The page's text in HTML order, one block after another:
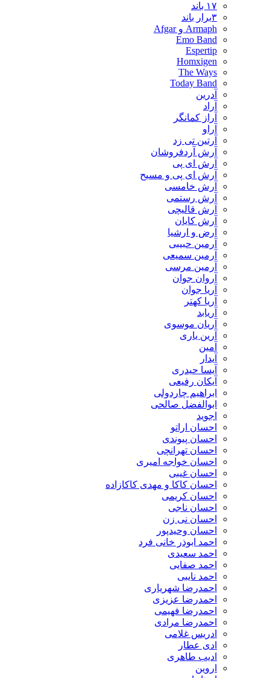
۱۷ باند
۳برار باند
Armaph و Afgar
Emo Band
Espertip
Homxigen
The Ways
Today Band
آدرین
آراد
آراز کمانگر
آراو
آرتین تی زد
آرش آردفروشان
آرش ای پی
آرش ای پی و مسیح
آرش خامسی
آرش رستمی
آرش قالیچی
آرش کایان
​آرض و ارشیا
آرمین حبیبی
آرمین سمیعی
آرمین مرسی
آروان جوان
آریا جوان
آریا کهتر
آریابد
آریان موسوی
آرین یاری
آمین
آیدار
آیسا حیدری
آیکان رفیعی
ابراهیم چاردولی
ابوالفضل صالحی
اجوید
احسان اراتو
احسان پیوندی
احسان تهرانچی
احسان خواجه امیری
احسان غیبی
احسان کاکا و مهدی کاکازاده
احسان کریمی
احسان ناجی
احسان نی زن
احسان وحیدپور
احمد ابوذر خانی فرد
احمد سعیدی
احمد صفایی
احمد نایبی
احمدرضا شهریاری
احمدرضا عزیزی
احمدرضا فهیمی
احمدرضا مرادی
ادریس غلامی
ادی عطار
ادیب طاهری
اروین